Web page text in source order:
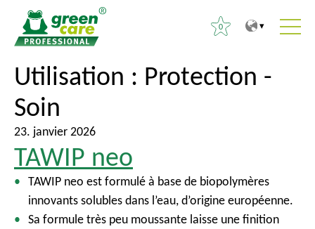
0
R
e
c
h
e
r
c
e
Utilisation : Protection -
Soin
23. janvier 2026
TAWIP neo
TAWIP neo est formulé à base de biopolymères
innovants solubles dans l’eau, d’origine européenne.
Sa formule très peu moussante laisse une finition